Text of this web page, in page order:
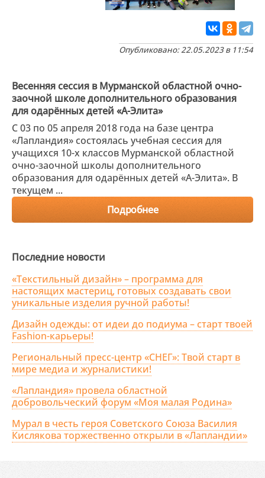
Опубликовано: 22.05.2023 в 11:54
Весенняя сессия в Мурманской областной очно-
заочной школе дополнительного образования
для одарённых детей «А-Элита»
С 03 по 05 апреля 2018 года на базе центра
«Лапландия» состоялась учебная сессия для
учащихся 10-х классов Мурманской областной
очно-заочной школы дополнительного
образования для одарённых детей «А-Элита». В
текущем ...
Подробнее
Последние новости
«Текстильный дизайн» – программа для
настоящих мастериц, готовых создавать свои
уникальные изделия ручной работы!
Дизайн одежды: от идеи до подиума – старт твоей
Fashion-карьеры!
Региональный пресс-центр «СНЕГ»: Твой старт в
мире медиа и журналистики!
«Лапландия» провела областной
добровольческий форум «Моя малая Родина»
Мурал в честь героя Советского Союза Василия
Кислякова торжественно открыли в «Лапландии»